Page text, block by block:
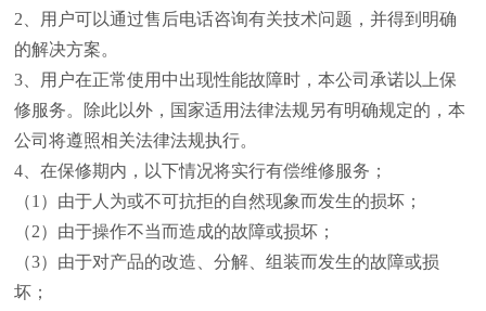
2 、用户可以通过售后电话咨询有关技术问题，并得到明确
的解决方案。
3 、用户在正常使用中出现性能故障时，本公司承诺以上保
修服务。除此以外，国家适用法律法规另有明确规定的，本
公司将遵照相关法律法规执行。
4 、在保修期内，以下情况将实行有偿维修服务；
（1 ）由于人为或不可抗拒的自然现象而发生的损坏；
（2）由于操作不当而造成的故障或损坏；
（3）由于对产品的改造、分解、组装而发生的故障或损
坏；